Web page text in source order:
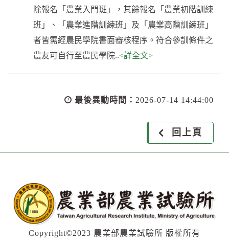
除報名「農業入門班」，其餘報名「農業初階訓練
班」、「農業進階訓練班」及「農業高階訓練班」
者皆需經農民學院書面審核程序。符合參訓條件之
農友可自行至農民學院..<詳全文>
最後異動時間： 2026-07-14 14:44:00
回上頁
Copyright©2023 農業部農業試驗所 版權所有